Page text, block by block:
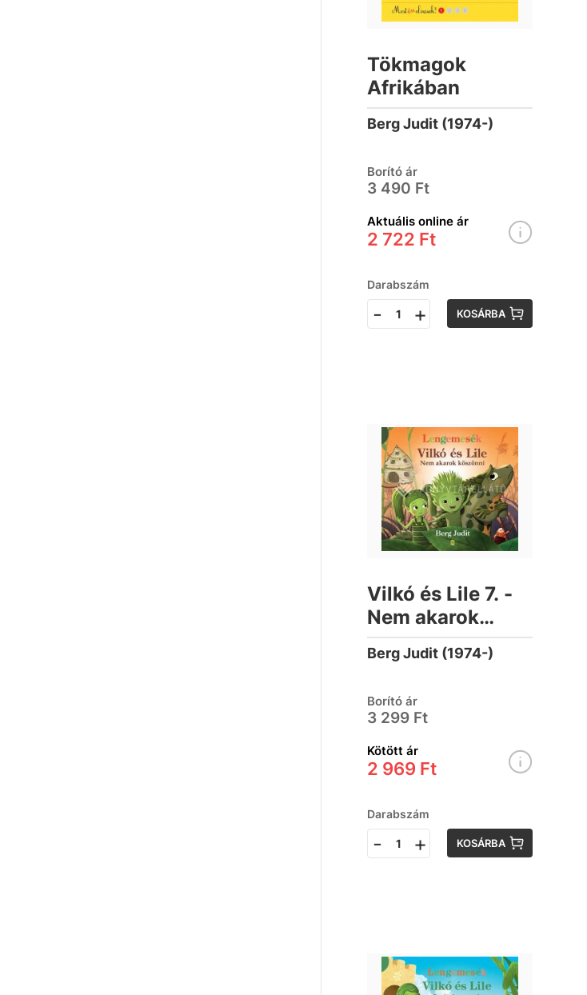
Tökmagok
Afrikában
Berg Judit (1974-)
Borító ár
3 490 Ft
Aktuális online ár
2 722 Ft
Darabszám
- + KOSÁRBA
Vilkó és Lile 7. -
Nem akarok
köszönni
Berg Judit (1974-)
Borító ár
3 299 Ft
Kötött ár
2 969 Ft
Darabszám
- + KOSÁRBA